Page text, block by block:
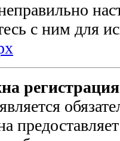
с ним для